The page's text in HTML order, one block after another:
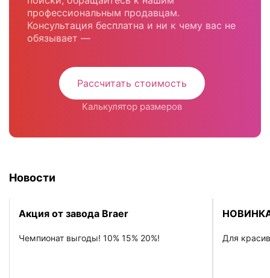
профессиональным продавцам.
Консультация бесплатна и ни к чему вас не
обязывает —
Рассчитать стоимость
Калькулятор размеров
Новости
Акция от завода Braer
Чемпионат выгоды! 10% 15% 20%! Для